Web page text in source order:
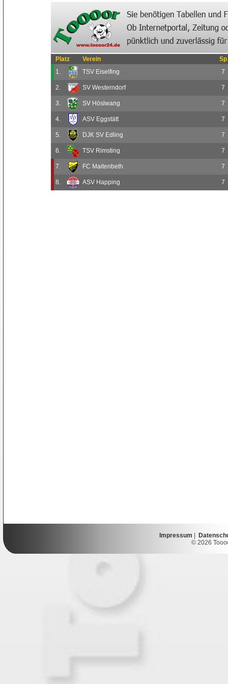
Platz Verein
Sp
1.
TSV Eiselfing 7
2. SV Westerndorf 7
3. SV Höslwang 7
4. ASV Eggstätt 7
5. DJK SV Edling 7
6. TSV Rimsting 7
7. FC Maitenbeth 7
8. ASV Happing 7
Impressum
© 2026